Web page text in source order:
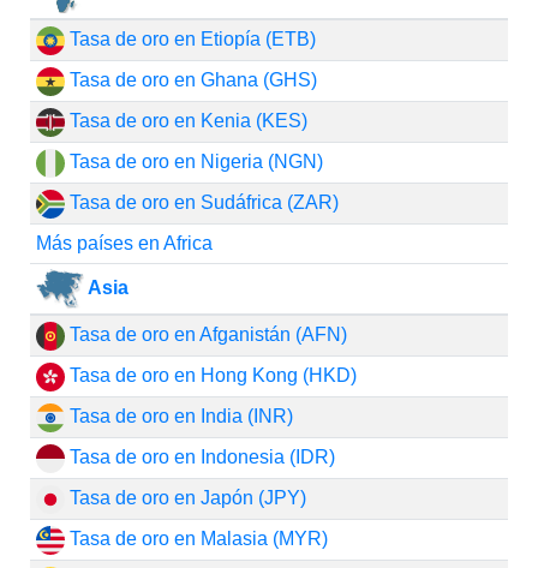
Tasa de oro en Etiopía (ETB)
Tasa de oro en Ghana (GHS)
Tasa de oro en Kenia (KES)
Tasa de oro en Nigeria (NGN)
Tasa de oro en Sudáfrica (ZAR)
Más países en Africa
Asia
Tasa de oro en Afganistán (AFN)
Tasa de oro en Hong Kong (HKD)
Tasa de oro en India (INR)
Tasa de oro en Indonesia (IDR)
Tasa de oro en Japón (JPY)
Tasa de oro en Malasia (MYR)